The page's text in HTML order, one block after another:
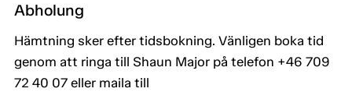
Abholung
Hämtning sker efter tidsbokning. Vänligen boka tid
genom att ringa till Shaun Major på telefon +46 709
72 40 07 eller maila till